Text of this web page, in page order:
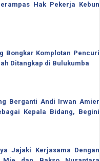
Hak Pekerja Kebun
Bongkar Komplotan Pencuri
Ditangkap di Bulukumba
Berganti Andi Irwan Amier
Kepala Bidang, Begini
Jajaki Kerjasama Dengan